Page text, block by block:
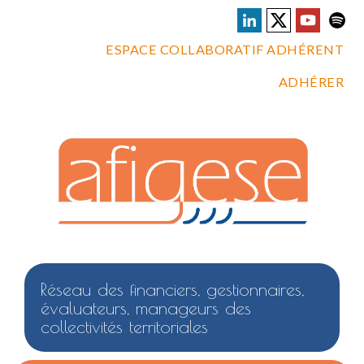
ESPACE COLLABORATIF ADHÉRENT
ADHÉRER
Réseau des financiers, gestionnaires,
évaluateurs, manageurs des
collectivités territoriales